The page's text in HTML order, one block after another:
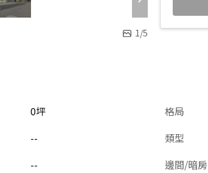
1/5
0坪 格局
-- 類型
-- 邊間/暗房